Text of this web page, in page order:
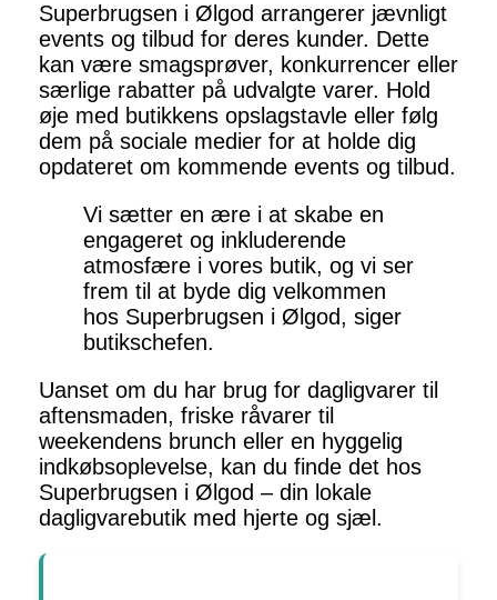
Superbrugsen i Ølgod arrangerer jævnligt
events og tilbud for deres kunder. Dette
kan være smagsprøver, konkurrencer eller
særlige rabatter på udvalgte varer. Hold
øje med butikkens opslagstavle eller følg
dem på sociale medier for at holde dig
opdateret om kommende events og tilbud.
Vi sætter en ære i at skabe en
engageret og inkluderende
atmosfære i vores butik, og vi ser
frem til at byde dig velkommen
hos Superbrugsen i Ølgod, siger
butikschefen.
Uanset om du har brug for dagligvarer til
aftensmaden, friske råvarer til
weekendens brunch eller en hyggelig
indkøbsoplevelse, kan du finde det hos
Superbrugsen i Ølgod – din lokale
dagligvarebutik med hjerte og sjæl.